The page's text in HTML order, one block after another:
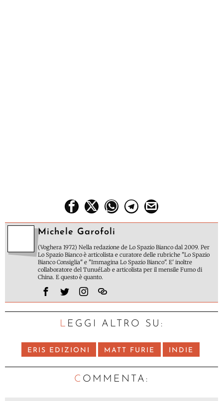
Michele Garofoli
(Voghera 1972) Nella redazione de Lo Spazio Bianco dal 2009. Per
Lo Spazio Bianco è articolista e curatore delle rubriche "Lo Spazio
Bianco Consiglia" e "Immagina Lo Spazio Bianco". E' inoltre
collaboratore del TunuéLab e articolista per il mensile Fumo di
China. E questo è quanto.
LEGGI ALTRO SU:
ERIS EDIZIONI MATT FURIE INDIE
C OMMENTA: